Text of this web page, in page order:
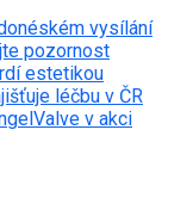
vysílání
pozornost
estetikou
léčbu v ČR
v akci